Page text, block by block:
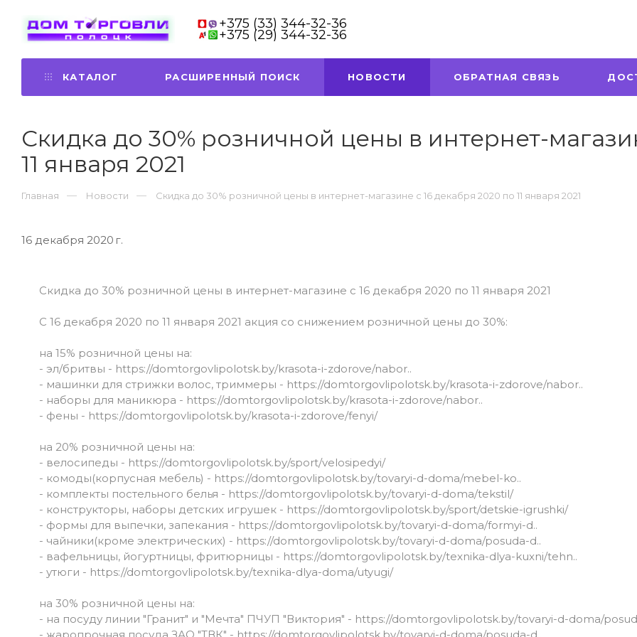
+375 (33) 344-32-36
+375 (29) 344-32-36
КАТАЛОГ РАСШИРЕННЫЙ ПОИСК НОВОСТИ ОБРАТНАЯ СВЯЗЬ
Скидка до 30% розничной цены в интернет-
11 января 2021
Главная Новости Скидка до 30% розничной цены в интернет-магазине с 16 декабря 2020 по 11 января 2021
16 декабря 2020 г.
Скидка до 30% розничной цены в интернет-магазине с 16 декабря 2020 по 11 января 2021
С 16 декабря 2020 по 11 января 2021 акция со снижением розничной цены до 30%:
на 15% розничной цены на:
- эл/бритвы - https://domtorgovlipolotsk.by/krasota-i-zdorove/nabor..
- машинки для стрижки волос, триммеры - https://domtorgovlipolotsk.by/krasota-i-zdorove/nabor..
- наборы для маникюра - https://domtorgovlipolotsk.by/krasota-i-zdorove/nabor..
- фены - https://domtorgovlipolotsk.by/krasota-i-zdorove/fenyi/
на 20% розничной цены на:
- велосипеды - https://domtorgovlipolotsk.by/sport/velosipedyi/
- комоды(корпусная мебель) - https://domtorgovlipolotsk.by/tovaryi-d-doma/mebel-ko..
- комплекты постельного белья - https://domtorgovlipolotsk.by/tovaryi-d-doma/tekstil/
- конструкторы, наборы детских игрушек - https://domtorgovlipolotsk.by/sport/detskie-igrushki/
- формы для выпечки, запекания - https://domtorgovlipolotsk.by/tovaryi-d-doma/formyi-d..
- чайники(кроме электрических) - https://domtorgovlipolotsk.by/tovaryi-d-doma/posuda-d..
- вафельницы, йогуртницы, фритюрницы - https://domtorgovlipolotsk.by/texnika-dlya-kuxni/tehn..
- утюги - https://domtorgovlipolotsk.by/texnika-dlya-doma/utyugi/
на 30% розничной цены на:
- на посуду линии "Гранит" и "Мечта" ПЧУП "Виктория" - https://domtorgovlipolotsk.by/tovaryi-d-doma/